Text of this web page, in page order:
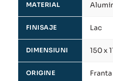
MATERIAL
FINISAJE Lac
DIMENSIUNI 150 x
ORIGINE Franta